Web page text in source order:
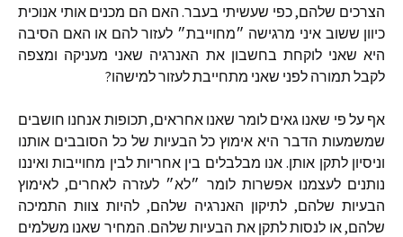
הצרכים שלהם,כפי שעשיתי בעבר. האם הם מכנים אותי אנוכית
כיוון ששוב איני מרגישה ״מחוייבת״ לעזור להם או האם הסיבה
היא שאני לוקחת בחשבון את האנרגיה שאני מעניקה ומצפה
לקבל תמורה לפני שאני מתחייבתלעזורלמישהו?
אף על פי שאנו גאים לומר שאנו אחראים, תכופות אנחנו חושבים
שמשמעות הדבר היא אימוץ כל הבעיות של כל הסובבים אותנו
וניסיון לתקן אותן. אנו מבלבלים בין אחריות לבין מחוייבות ואיננו
נותנים לעצמנו אפשרות לומר ״לא״ לעזרה לאחרים, לאימוץ
הבעיות שלהם, לתיקון האנרגיה שלהם, להיות צוות התמיכה
שלהם,או לנסותלתקן את הבעיות שלהם. המחיר שאנו משלמים